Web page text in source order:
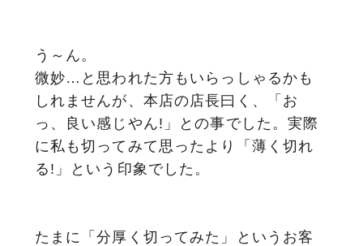
う～ん。
微妙…と思われた方もいらっしゃるかも
しれませんが、本店の店長曰く、「お
っ、良い感じやん!」との事でした。実際
に私も切ってみて思ったより「薄く切れ
る!」という印象でした。
たまに「分厚く切ってみた」というお客